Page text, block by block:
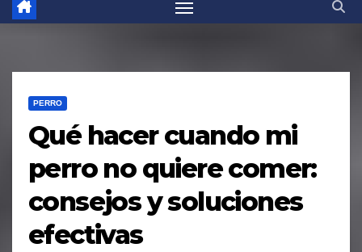
PERRO
Qué hacer cuando mi
perro no quiere comer:
consejos y soluciones
efectivas